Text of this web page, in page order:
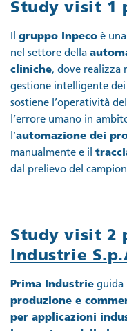
Study visit 1
Il gruppo Inpeco è
nel settore della
cliniche, dove realizza
gestione intelligente
sostiene l’operatività
l’errore umano in
l’automazione dei
manualmente e il
dal prelievo del
Study visit 2
Industrie
Prima Industrie guida
produzione e
per applicazioni